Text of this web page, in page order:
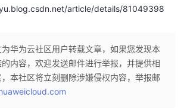
article/details/81049398
为华为云社区用户转载文章，如果您发现本
内容，欢迎发送邮件进行举报，并提供相
本社区将立刻删除涉嫌侵权内容，举报邮